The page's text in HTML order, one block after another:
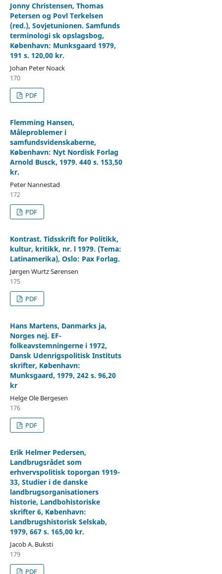
Jonny Christensen, Thomas
Petersen og Povl Terkelsen
(red.), Sovjetunionen. Samfunds
terminologi sk opslagsbog,
København: Munksgaard 1979,
191 s. 120,00 kr.
Johan Peter Noack
170
PDF
Flemming Hansen,
Måleproblemer i
samfundsvidenskaberne,
København: Nyt Nordisk Forlag
Arnold Busck, 1979. 440 s. 153,50
kr.
Peter Nannestad
172
PDF
Kontrast. Tidsskrift for Politikk,
kultur, kritikk, nr. l 1979. (Tema:
Latinamerika), Oslo: Pax Forlag.
Jørgen Wurtz Sørensen
175
PDF
Hans Martens, Danmarks ja,
Norges nej. EF-
folkeavstemningerne i 1972,
Dansk Udenrigspolitisk Instituts
skrifter, København:
Munksgaard, 1979, 242 s. 96,20
kr
Helge Ole Bergesen
176
PDF
Erik Helmer Pedersen,
Landbrugsrådet som
erhvervspolitisk toporgan 1919-
33, Studier i de danske
landbrugsorganisationers
historie, Landbohistoriske
skrifter 6, København:
Landbrugshistorisk Selskab,
1979, 667 s. 165,00 kr.
Jacob A. Buksti
179
PDF